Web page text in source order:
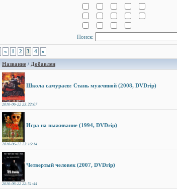
Поиск:
« 1 2 3 4 »
Название / Добавлен
Школа самураев: Стань мужчиной (2008, DVDrip)
2010-06-22 23:22:07
Игра на выживание (1994, DVDrip)
2010-06-22 23:16:14
Четвертый человек (2007, DVDrip)
2010-06-22 22:51:44